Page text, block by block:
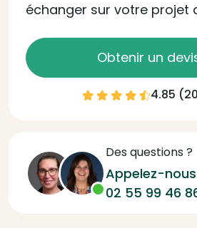
échanger sur votre projet
Obtenir un
4.85 (
Des questions ?
Appelez-
02 55 99 46